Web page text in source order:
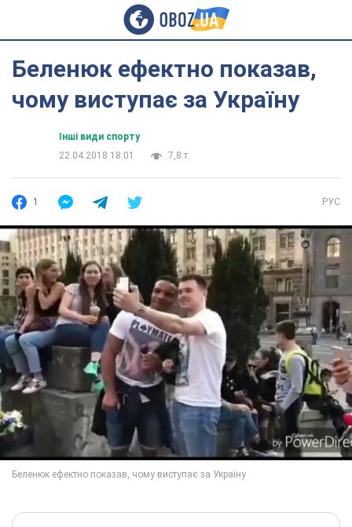
Беленюк ефектно показав,
чому виступає за Україну
Інші види спорту
22.04.2018 18:01
7,8 т.
1 РУС